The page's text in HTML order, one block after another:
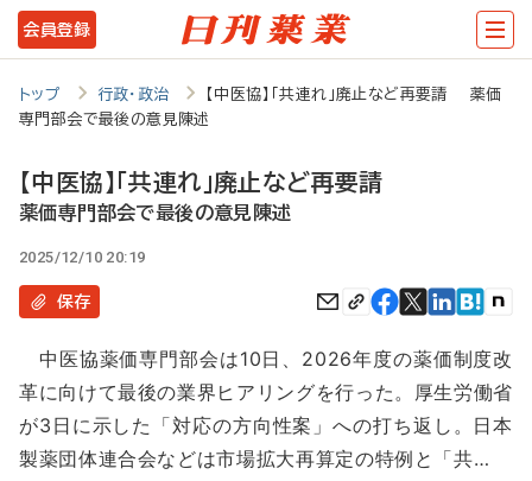
メ
イ
テ
ツ
に
動
会員登録
トップ 行政・政治
【中医協】「共連れ」廃止など再要請 薬価
専門部会で最後の意見陳述
【中医協】「共連れ」廃止など再要請
薬価専門部会で最後の意見陳述
2025/12/10 20:19
保存
中医協薬価専門部会は10日、2026年度の薬価制度改
革に向けて最後の業界ヒアリングを行った。厚生労働省
が3日に示した「対応の方向性案」への打ち返し。日本
製薬団体連合会などは市場拡大再算定の特例と「共…